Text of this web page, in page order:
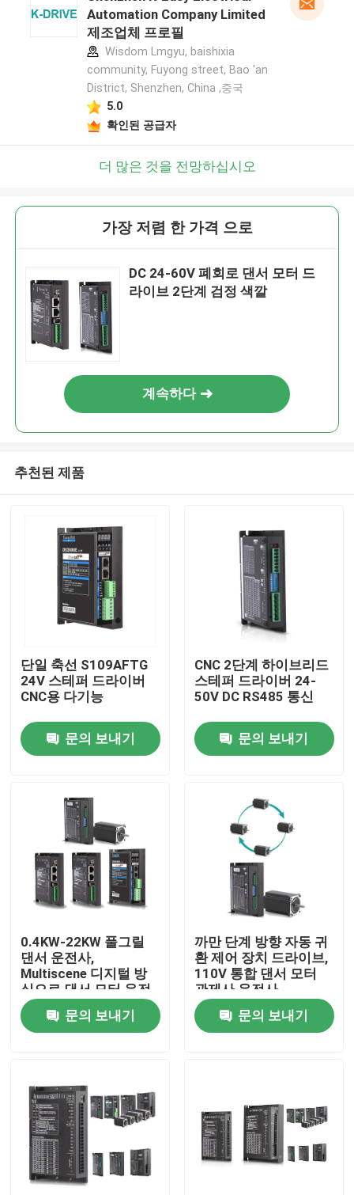
동영상
회사 소개
공장 투어
품질 관리
견적 요청
가변 주파수 인버터
단일 상 인버터
3상 인버터
Automation Company Limited
제조업체 프로필
Wisdom Lmgyu, baishixia
community, Fuyong street, Bao 'an
District, Shenzhen, China ,중국
5.0
확인된 공급자
더 많은 것을 전망하십시오
가장 저렴 한 가격 으로
DC 24-60V 폐회로 댄서 모터 드
라이브 2단계 검정 색깔
계속하다
추천된 제품
단일 축선 S109AFTG
24V 스테퍼 드라이버
CNC용 다기능
문의 보내기
CNC 2단계 하이브리드
스테퍼 드라이버 24-
50V DC RS485 통신
문의 보내기
0.4KW-22KW 풀그릴
댄서 운전사,
Multiscene 디지털 방
식으로 댄서 모터 운전
사
문의 보내기
까만 단계 방향 자동 귀
환 제어 장치 드라이브,
110V 통합 댄서 모터
관제사 운전사
문의 보내기